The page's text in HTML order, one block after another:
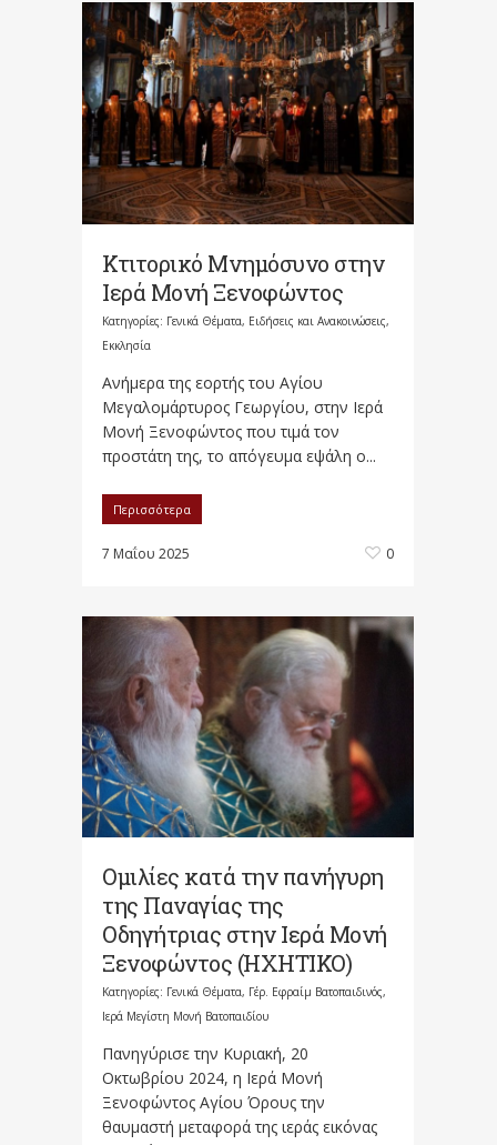
Κτιτορικό Μνημόσυνο στην
Ιερά Μονή Ξενοφώντος
Κατηγορίες: Γενικά Θέματα, Ειδήσεις και Ανακοινώσεις,
Εκκλησία
Ανήμερα της εορτής του Αγίου
Μεγαλομάρτυρος Γεωργίου, στην Ιερά
Μονή Ξενοφώντος που τιμά τον
προστάτη της, το απόγευμα εψάλη ο...
Περισσότερα
7 Μαΐου 2025 0
Ομιλίες κατά την πανήγυρη
της Παναγίας της
Οδηγήτριας στην Ιερά Μονή
Ξενοφώντος (HXHTIKO)
Κατηγορίες: Γενικά Θέματα, Γέρ. Εφραίμ Βατοπαιδινός,
Ιερά Μεγίστη Μονή Βατοπαιδίου
Πανηγύρισε την Κυριακή, 20
Οκτωβρίου 2024, η Ιερά Μονή
Ξενοφώντος Αγίου Όρους την
θαυμαστή μεταφορά της ιεράς εικόνας